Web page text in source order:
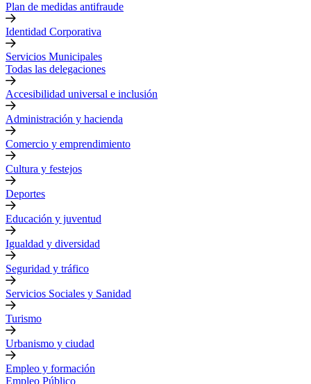
Plan de medidas antifraude
Identidad Corporativa
Servicios Municipales
Todas las delegaciones
Accesibilidad universal e inclusión
Administración y hacienda
Comercio y emprendimiento
Cultura y festejos
Deportes
Educación y juventud
Igualdad y diversidad
Seguridad y tráfico
Servicios Sociales y Sanidad
Turismo
Urbanismo y ciudad
Empleo y formación
Empleo Público